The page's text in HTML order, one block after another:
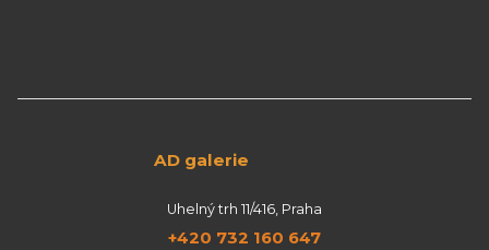
AD galerie
Uhelný trh 11/416, Praha
+420 732 160 647